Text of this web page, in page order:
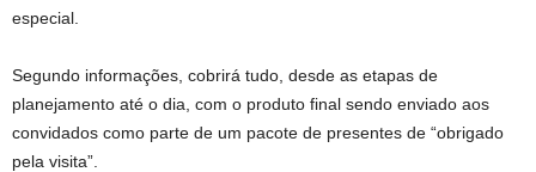
especial.
Segundo informações, cobrirá tudo, desde as etapas de
planejamento até o dia, com o produto final sendo enviado aos
convidados como parte de um pacote de presentes de “obrigado
pela visita”.